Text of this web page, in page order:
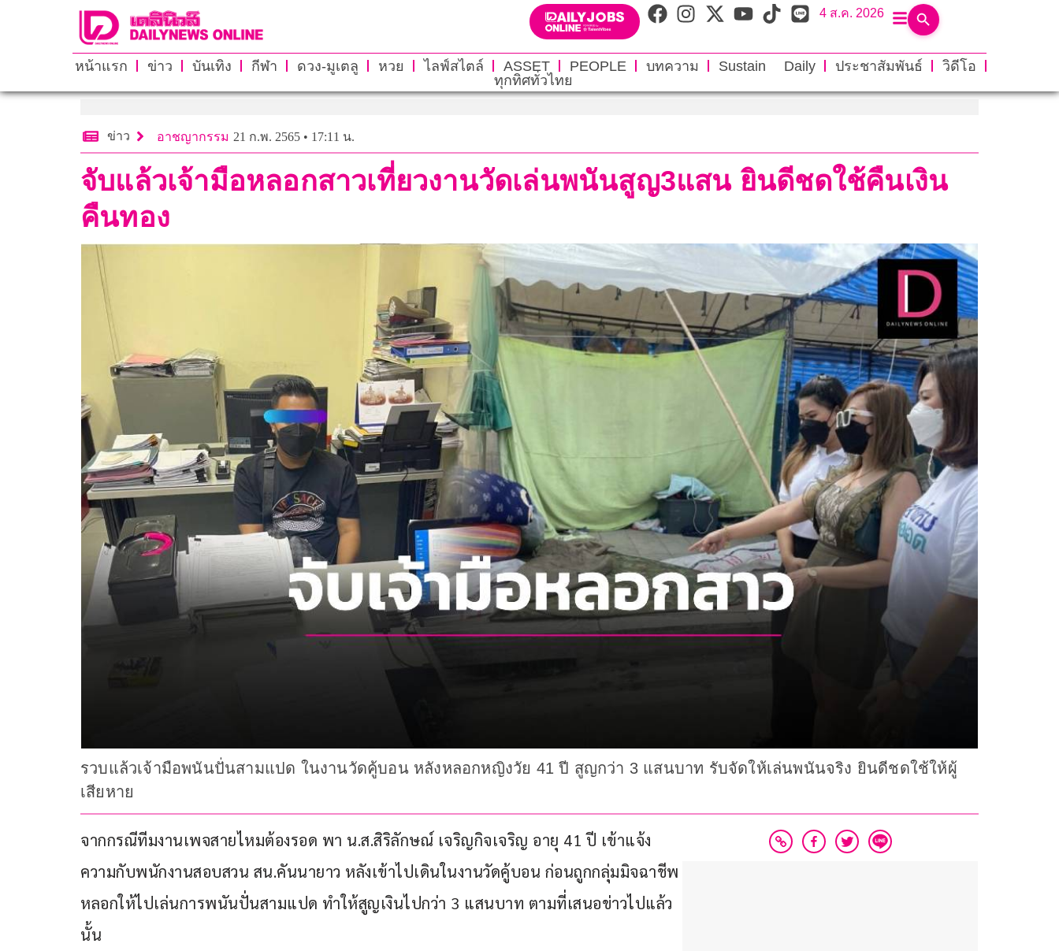
4 ส.ค. 2026
หน้าแรก ข่าว บันเทิง กีฬา ดวง-มูเตลู หวย ไลฟ์สไตล์ ASSET PEOPLE บทความ Sustain Daily ประชาสัมพันธ์
วิดีโอ
ทุกทิศทั่วไทย
ข่าว อาชญากรรม 21 ก.พ. 2565 • 17:11 น.
จับแล้วเจ้ามือหลอกสาวเที่ยวงานวัดเล่นพนันสูญ3แสน ยินดีชดใช้คืนเงิน
คืนทอง
รวบแล้วเจ้ามือพนันปั่นสามแปด ในงานวัดคู้บอน หลังหลอกหญิงวัย 41 ปี สูญกว่า 3 แสนบาท รับจัดให้เล่นพนันจริง ยินดีชดใช้ให้ผู้
เสียหาย
จากกรณีทีมงานเพจสายไหมต้องรอด พา น.ส.สิริลักษณ์ เจริญกิจเจริญ อายุ 41 ปี เข้าแจ้ง
ความกับพนักงานสอบสวน สน.คันนายาว หลังเข้าไปเดินในงานวัดคู้บอน ก่อนถูกกลุ่มมิจฉาชีพ
หลอกให้ไปเล่นการพนันปั่นสามแปด ทำให้สูญเงินไปกว่า 3 แสนบาท ตามที่เสนอข่าวไปแล้ว
นั้น